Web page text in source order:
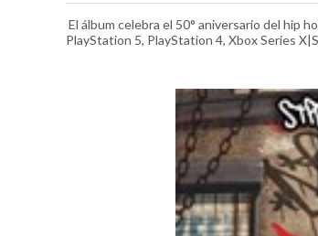
El álbum celebra el 50° aniversario del hip
PlayStation 5, PlayStation 4, Xbox Series